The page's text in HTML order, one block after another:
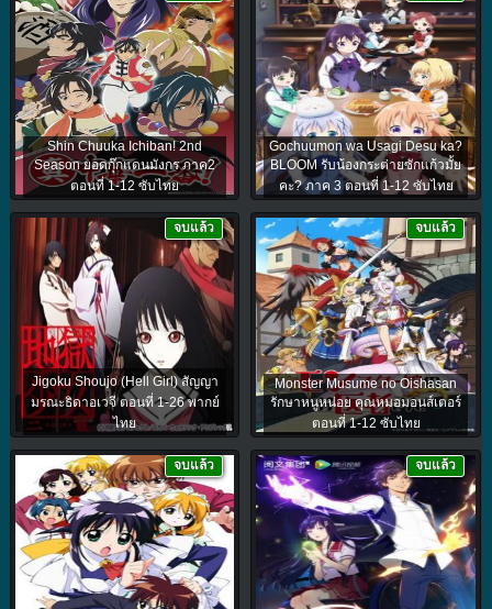
Shin Chuuka Ichiban! 2nd
Season ยอดกุ๊กแดนมังกร ภาค2
ตอนที่ 1-12 ซับไทย
Gochuumon wa Usagi Desu ka?
BLOOM รับน้องกระต่ายซักแก้วมั้ย
คะ? ภาค 3 ตอนที่ 1-12 ซับไทย
Jigoku Shoujo (Hell Girl) สัญญา
มรณะธิดาอเวจี ตอนที่ 1-26 พากย์
ไทย
จบแล้ว
Monster Musume no Oishasan
รักษาหนูหน่อย คุณหมอมอนส์เตอร์
ตอนที่ 1-12 ซับไทย
จบแล้ว
จบแล้ว จบแล้ว